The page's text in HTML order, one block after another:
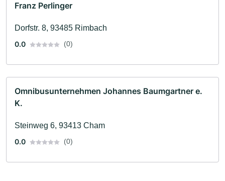
Franz Perlinger
Dorfstr. 8, 93485 Rimbach
0.0
(0)
Omnibusunternehmen Johannes Baumgartner e.
K.
Steinweg 6, 93413 Cham
0.0
(0)